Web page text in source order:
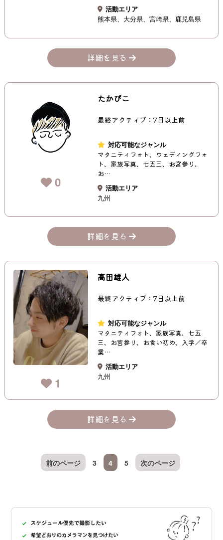
活動エリア
熊本県
大分県 宮崎県 鹿児島県
詳細を見る
0
たかぴこ
最終アクティブ：7日以上前
対応可能なジャンル
マタニティフォト、ウェディングフォ
ト、家族写真、七五三、お宮参り、
お…
活動エリア
九州
詳細を見る
1
高田雄人
最終アクティブ：7日以上前
対応可能なジャンル
マタニティフォト、家族写真、七五
三、お宮参り、お食い初め、入学／卒
業…
活動エリア
九州
詳細を見る
前のページ 3 4 5 次のページ